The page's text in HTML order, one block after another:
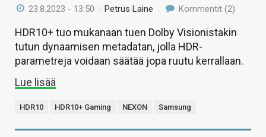
23.8.2023 - 13:50 /Petrus Laine Kommentit (2)
HDR10+ tuo mukanaan tuen Dolby Visionistakin
tutun dynaamisen metadatan, jolla HDR-
parametreja voidaan säätää jopa ruutu kerrallaan.
Lue lisää
HDR10 HDR10+ Gaming NEXON Samsung